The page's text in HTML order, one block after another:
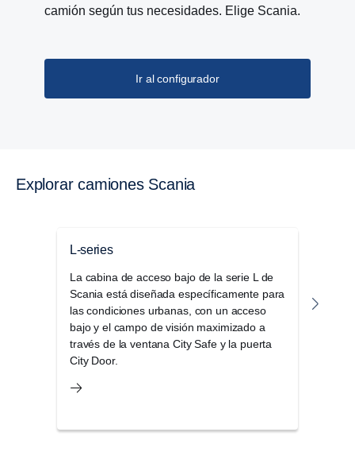
camión según tus necesidades. Elige Scania.
Ir al configurador
Explorar camiones Scania
L-series
La cabina de acceso bajo de la serie L de
Scania está diseñada específicamente para
las condiciones urbanas, con un acceso
bajo y el campo de visión maximizado a
través de la ventana City Safe y la puerta
City Door.